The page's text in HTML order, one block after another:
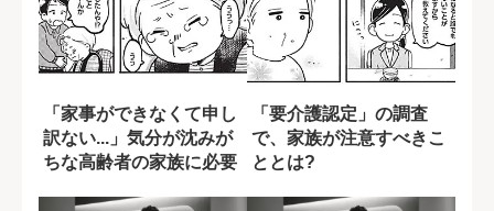
「家事ができなくて申し
訳ない...」気分が沈みが
ちな高齢者の家族に必要
「要介護認定」の調査
で、家族が注意すべきこ
ととは?